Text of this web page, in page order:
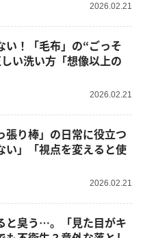
2026.02.21
い！「毛布」の“ごっそ
い洗い方「想像以上の
2026.02.21
張り棒」の日常に役立つ
い」「視点を変えると使
2026.02.21
と臭う…。「見た目がキ